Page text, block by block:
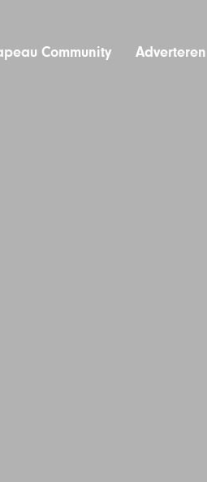
Community Adverteren